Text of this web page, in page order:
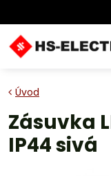
Úvod
Zásuvka
IP44 sivá